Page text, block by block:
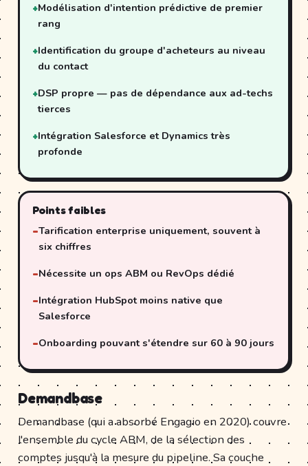
Modélisation d'intention prédictive de premier
rang
Identification du groupe d'acheteurs au niveau
du contact
DSP propre — pas de dépendance aux ad-techs
tierces
Intégration Salesforce et Dynamics très
profonde
Points faibles
Tarification enterprise uniquement, souvent à
six chiffres
Nécessite un ops ABM ou RevOps dédié
Intégration HubSpot moins native que
Salesforce
Onboarding pouvant s'étendre sur 60 à 90 jours
Demandbase
Demandbase (qui a absorbé Engagio en 2020) couvre
l'ensemble du cycle ABM, de la sélection des
comptes jusqu'à la mesure du pipeline. Sa couche